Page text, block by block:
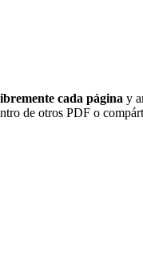
cada página y
de otros PDF o